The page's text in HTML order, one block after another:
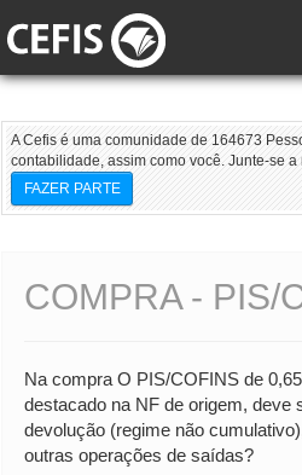
A Cefis é uma comunidade de 164673
contabilidade, assim como você. Junte-se
FAZER PARTE
COMPRA - PIS/
Na compra O PIS/COFINS de
destacado na NF de origem, deve
devolução (regime não
outras operações de saídas?